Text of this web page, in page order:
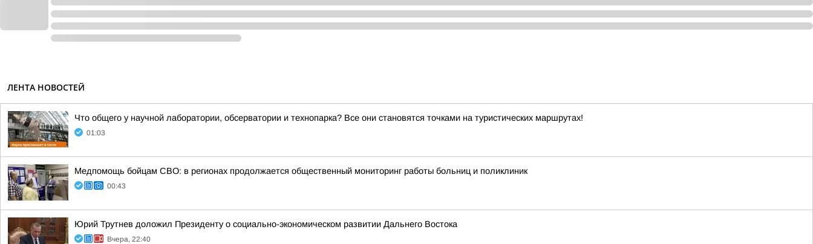
ЛЕНТА НОВОСТЕЙ
Что общего у научной лаборатории, обсерватории и технопарка? Все они становятся точками на туристических маршрутах!
01:03
Медпомощь бойцам СВО: в регионах продолжается общественный мониторинг работы больниц и поликлиник
00:43
Юрий Трутнев доложил Президенту о социально-экономическом развитии Дальнего Востока
Вчера, 22:40